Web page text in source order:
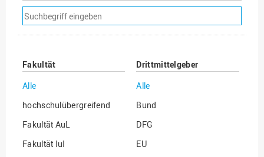
Suchfilter
entfernen
Fakultät
Alle
hochschulübergreifend
Fakultät AuL
Fakultät IuI
Drittmittelgeber
Alle
Bund
DFG
EU